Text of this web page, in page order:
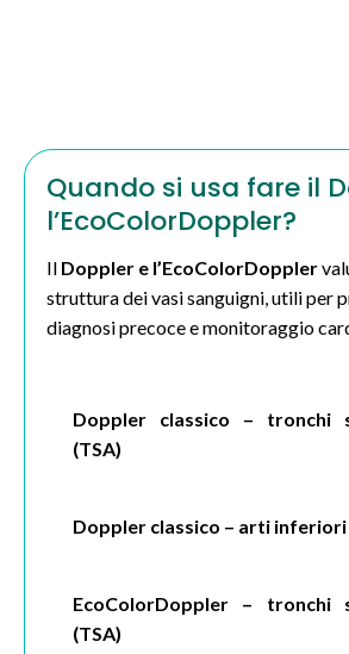
Quando si usa fare il
l’EcoColorDoppler?
Il Doppler e l’EcoColorDoppler
struttura dei vasi sanguigni, utili per
diagnosi precoce e monitoraggio
Doppler classico – tronchi
(TSA)
Doppler classico – arti inferiori
EcoColorDoppler – tronchi
(TSA)